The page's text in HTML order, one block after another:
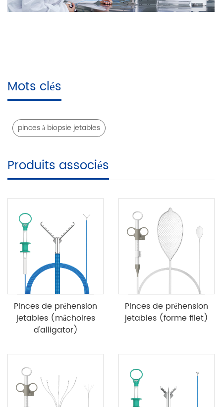
Mots clés
pinces à biopsie jetables
Produits associés
Pinces de préhension
jetables (mâchoires
d'alligator)
Pinces de préhension
jetables (forme filet)